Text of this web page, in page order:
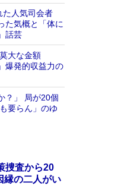
た人気司会者
た気概と「体に
話芸
大な金額
発的収益力の
？」 局が20個
要らん」のゆ
捜査から20
縁の二人がい